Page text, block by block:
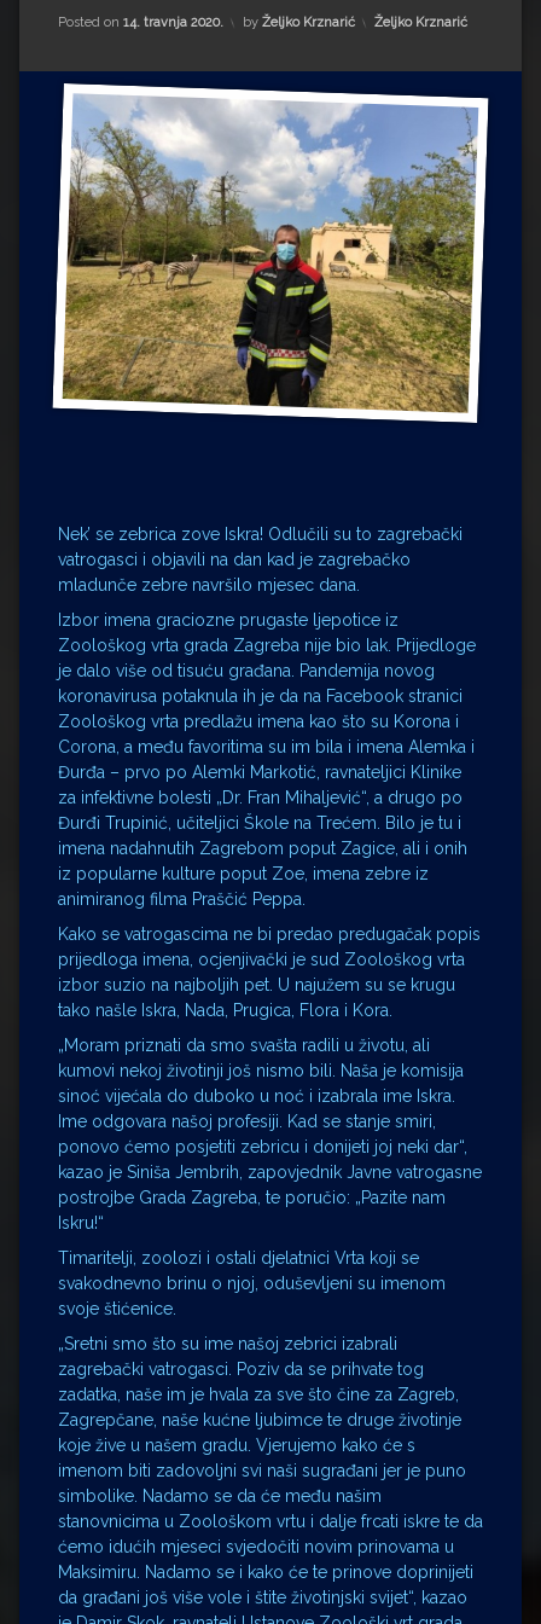
Matea Andrić
Ljiljana Lekanić-Kljaić
Željko Krznarić
Mario Lovreković
Miroslav Šantek
Posted on 14. travnja 2020. by Željko Krznarić Kategorije:
Željko Krznarić
Nek’ se zebrica zove Iskra! Odlučili su to zagrebački
vatrogasci i objavili na dan kad je zagrebačko
mladunče zebre navršilo mjesec dana.
Izbor imena graciozne prugaste ljepotice iz
Zoološkog vrta grada Zagreba nije bio lak. Prijedloge
je dalo više od tisuću građana. Pandemija novog
koronavirusa potaknula ih je da na Facebook stranici
Zoološkog vrta predlažu imena kao što su Korona i
Corona, a među favoritima su im bila i imena Alemka i
Đurđa – prvo po Alemki Markotić, ravnateljici Klinike
za infektivne bolesti „Dr. Fran Mihaljević“, a drugo po
Đurđi Trupinić, učiteljici Škole na Trećem. Bilo je tu i
imena nadahnutih Zagrebom poput Zagice, ali i onih
iz popularne kulture poput Zoe, imena zebre iz
animiranog filma Praščić Peppa.
Kako se vatrogascima ne bi predao predugačak popis
prijedloga imena, ocjenjivački je sud Zoološkog vrta
izbor suzio na najboljih pet. U najužem su se krugu
tako našle Iskra, Nada, Prugica, Flora i Kora.
„Moram priznati da smo svašta radili u životu, ali
kumovi nekoj životinji još nismo bili. Naša je komisija
sinoć vijećala do duboko u noć i izabrala ime Iskra.
Ime odgovara našoj profesiji. Kad se stanje smiri,
ponovo ćemo posjetiti zebricu i donijeti joj neki dar“,
kazao je Siniša Jembrih, zapovjednik Javne vatrogasne
postrojbe Grada Zagreba, te poručio: „Pazite nam
Iskru!“
Timaritelji, zoolozi i ostali djelatnici Vrta koji se
svakodnevno brinu o njoj, oduševljeni su imenom
svoje štićenice.
„Sretni smo što su ime našoj zebrici izabrali
zagrebački vatrogasci. Poziv da se prihvate tog
zadatka, naše im je hvala za sve što čine za Zagreb,
Zagrepčane, naše kućne ljubimce te druge životinje
koje žive u našem gradu. Vjerujemo kako će s
imenom biti zadovoljni svi naši sugrađani jer je puno
simbolike. Nadamo se da će među našim
stanovnicima u Zoološkom vrtu i dalje frcati iskre te da
ćemo idućih mjeseci svjedočiti novim prinovama u
Maksimiru. Nadamo se i kako će te prinove doprinijeti
da građani još više vole i štite životinjski svijet“, kazao